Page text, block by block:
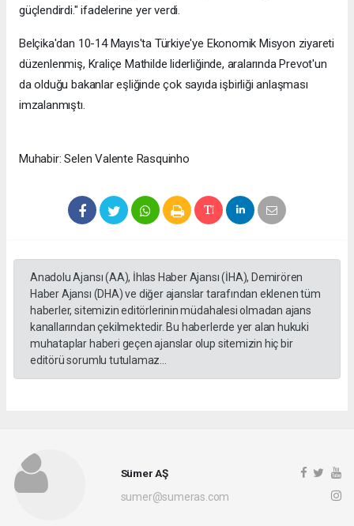
güçlendirdi." ifadelerine yer verdi.
Belçika'dan 10-14 Mayıs'ta Türkiye'ye Ekonomik Misyon ziyareti
düzenlenmiş, Kraliçe Mathilde liderliğinde, aralarında Prevot'un
da olduğu bakanlar eşliğinde çok sayıda işbirliği anlaşması
imzalanmıştı.
Muhabir: Selen Valente Rasquinho
Anadolu Ajansı (AA), İhlas Haber Ajansı (İHA), Demirören
Haber Ajansı (DHA) ve diğer ajanslar tarafından eklenen tüm
haberler, sitemizin editörlerinin müdahalesi olmadan ajans
kanallarından çekilmektedir. Bu haberlerde yer alan hukuki
muhataplar haberi geçen ajanslar olup sitemizin hiç bir
editörü sorumlu tutulamaz...
Sümer AŞ
sumer@sumeras.com